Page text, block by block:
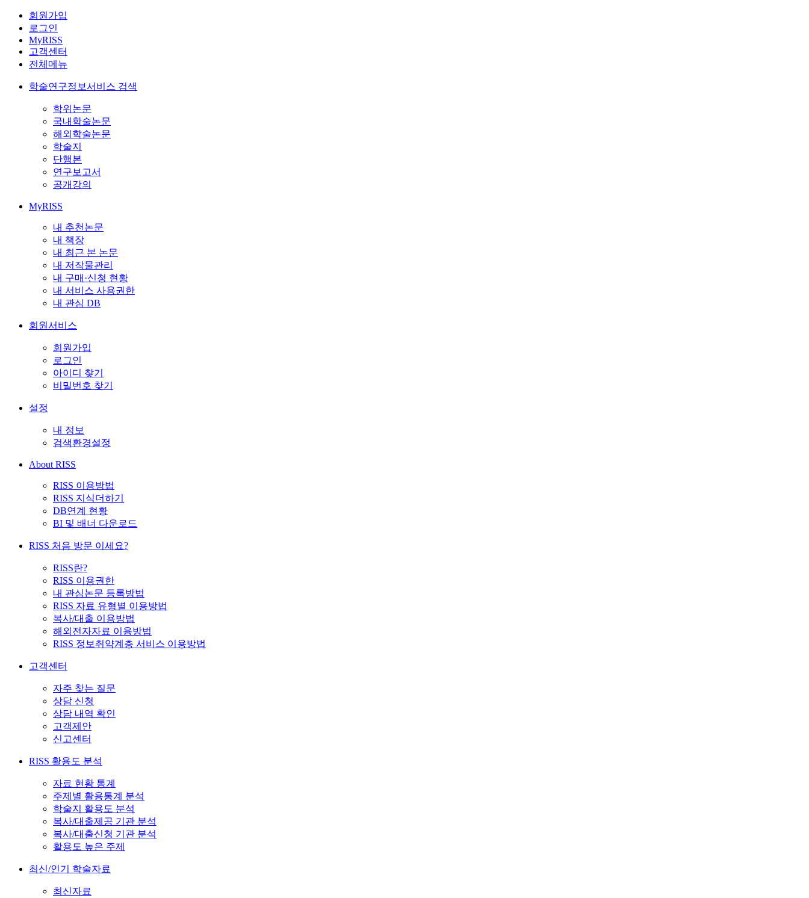
회원가입
로그인
MyRISS
고객센터
전체메뉴
학술연구정보서비스 검색
학위논문
국내학술논문
해외학술논문
학술지
단행본
연구보고서
공개강의
MyRISS
내 추천논문
내 책장
내 최근 본 논문
내 저작물관리
내 구매·신청 현황
내 서비스 사용권한
내 관심 DB
회원서비스
회원가입
로그인
아이디 찾기
비밀번호 찾기
설정
내 정보
검색환경설정
About RISS
RISS 이용방법
RISS 지식더하기
DB연계 현황
BI 및 배너 다운로드
RISS 처음 방문 이세요?
RISS란?
RISS 이용권한
내 관심논문 등록방법
RISS 자료 유형별 이용방법
복사/대출 이용방법
해외전자자료 이용방법
RISS 정보취약계층 서비스 이용방법
고객센터
자주 찾는 질문
상담 신청
상담 내역 확인
고객제안
신고센터
RISS 활용도 분석
자료 현황 통계
주제별 활용통계 분석
학술지 활용도 분석
복사/대출제공 기관 분석
복사/대출신청 기관 분석
활용도 높은 주제
최신/인기 학술자료
최신자료